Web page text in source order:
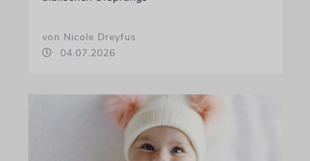
von Nicole Dreyfus
04.07.2026